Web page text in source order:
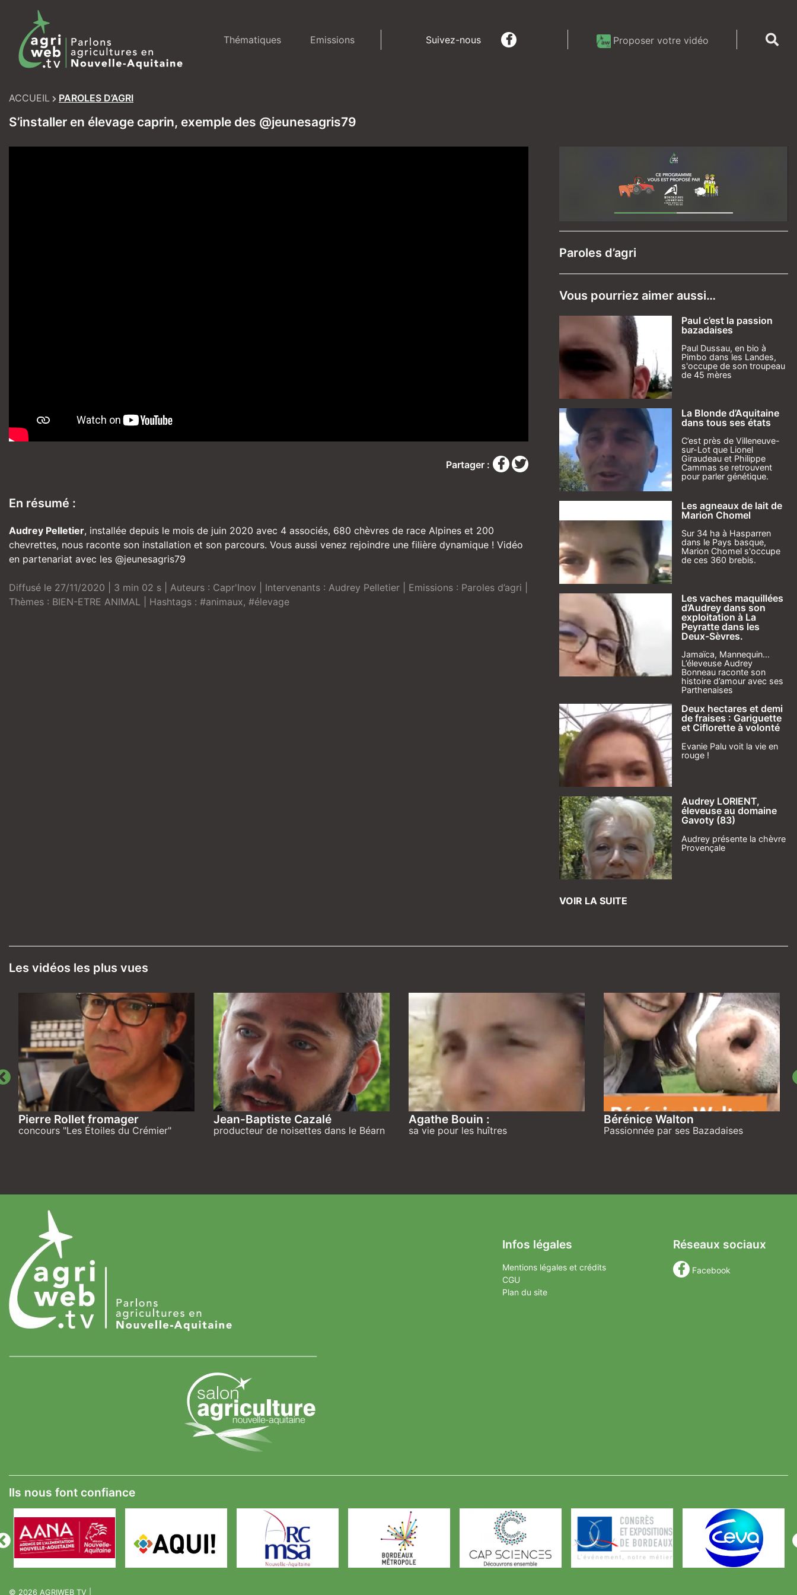
content
Thématiques Emissions Suivez-nous Proposer votre vidéo
ACCUEIL PAROLES D’AGRI
S’installer en élevage caprin, exemple des @jeunesagris79
Partager :
En résumé :
Audrey Pelletier, installée depuis le mois de juin 2020 avec 4 associés, 680 chèvres de race Alpines et 200
chevrettes, nous raconte son installation et son parcours. Vous aussi venez rejoindre une filière dynamique ! Vidéo
en partenariat avec les @jeunesagris79
Diffusé le 27/11/2020 | 3 min 02 s | Auteurs : Capr'Inov | Intervenants : Audrey Pelletier | Emissions : Paroles d’agri
Thèmes : BIEN-ETRE ANIMAL | Hashtags : #animaux, #élevage
Paroles d’agri
Vous pourriez aimer aussi…
Paul c’est la passion
bazadaises
Paul Dussau, en bio à
Pimbo dans les Landes,
s'occupe de son troupeau
de 45 mères
La Blonde d’Aquitaine
dans tous ses états
C’est près de Villeneuve-
sur-Lot que Lionel
Giraudeau et Philippe
Cammas se retrouvent
pour parler génétique.
Les agneaux de lait de
Marion Chomel
Sur 34 ha à Hasparren
dans le Pays basque,
Marion Chomel s'occupe
de ces 360 brebis.
Les vaches maquillées
d’Audrey dans son
exploitation à La
Peyratte dans les
Deux-Sèvres.
Jamaïca, Mannequin…
L’éleveuse Audrey
Bonneau raconte son
histoire d’amour avec ses
Parthenaises
Deux hectares et demi
de fraises : Gariguette
et Ciflorette à volonté
Evanie Palu voit la vie en
rouge !
Audrey LORIENT,
éleveuse au domaine
Gavoty (83)
Audrey présente la chèvre
Provençale
VOIR LA SUITE
Les vidéos les plus vues
Pierre Rollet fromager
concours "Les Étoiles du Crémier"
Jean-Baptiste Cazalé
producteur de noisettes dans le Béarn
Agathe Bouin :
sa vie pour les huîtres
Bérénice Walton
Passionnée par ses Bazadaises
Infos légales
Mentions légales et crédits
CGU
Plan du site
Réseaux sociaux
Facebook
Ils nous font confiance
© 2026 AGRIWEB TV